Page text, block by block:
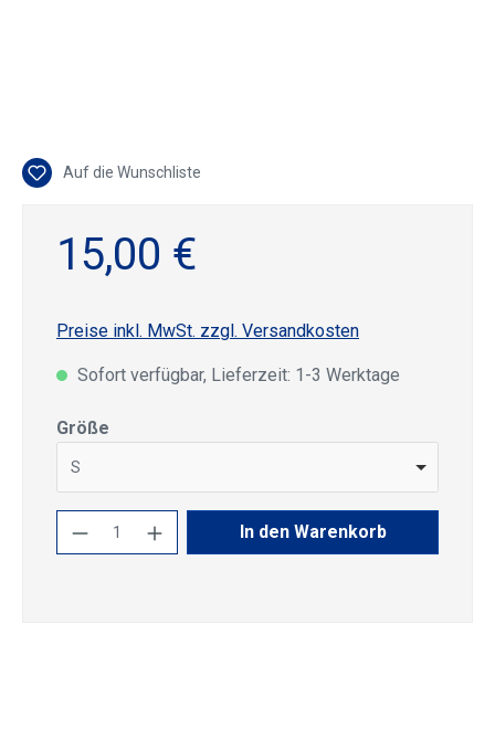
Auf die Wunschliste
15,00 €
Preise inkl. MwSt. zzgl. Versandkosten
Sofort verfügbar, Lieferzeit: 1-3 Werktage
Größe
S
Produkt Anzahl: Gib den gewünschten
In den Warenkorb